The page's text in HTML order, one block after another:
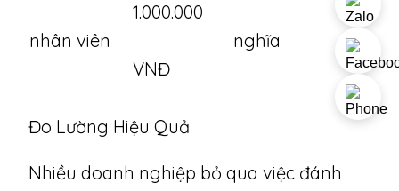
nhân viên
1.000.000
VNĐ
nghĩa
Đo Lường Hiệu Quả
Nhiều doanh nghiệp bỏ qua việc đánh